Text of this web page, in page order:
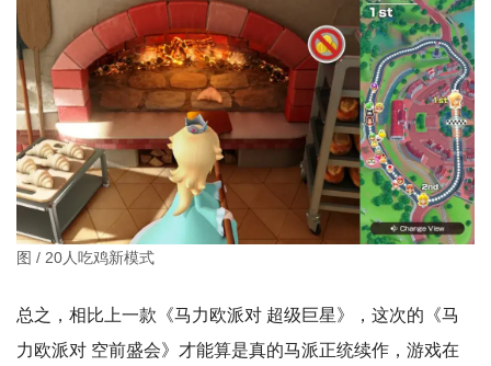
图 / 20人吃鸡新模式
总之，相比上一款《马力欧派对 超级巨星》，这次的《马
力欧派对 空前盛会》才能算是真的马派正统续作，游戏在